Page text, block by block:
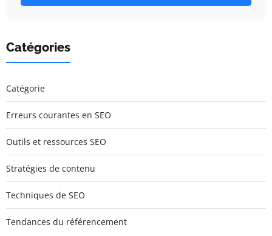
Catégories
Catégorie
Erreurs courantes en SEO
Outils et ressources SEO
Stratégies de contenu
Techniques de SEO
Tendances du référencement